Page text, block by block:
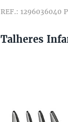
REF.: 1296036040
Talheres